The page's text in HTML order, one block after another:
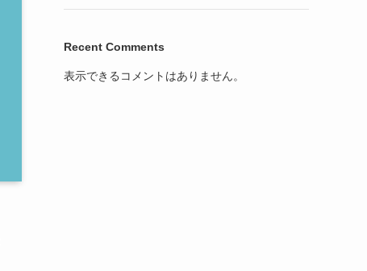
Recent Comments
表示できるコメントはありません。